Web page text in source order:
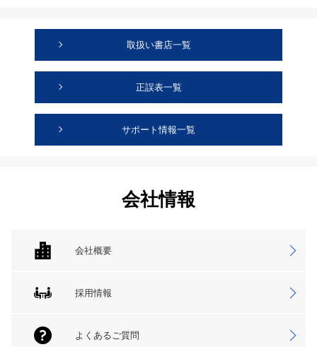
取扱い書店一覧
正誤表一覧
サポート情報一覧
会社情報
会社概要
採用情報
よくあるご質問